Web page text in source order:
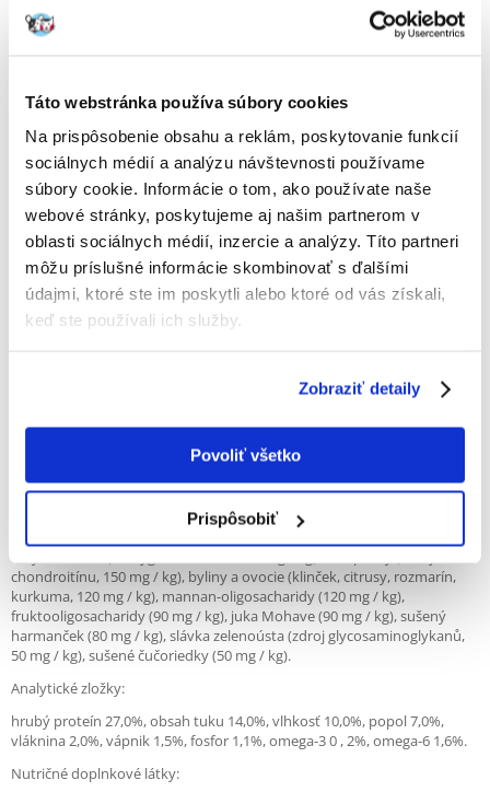
Táto webstránka používa súbory cookies
Na prispôsobenie obsahu a reklám, poskytovanie funkcií
sociálnych médií a analýzu návštevnosti používame
súbory cookie. Informácie o tom, ako používate naše
webové stránky, poskytujeme aj našim partnerom v
oblasti sociálnych médií, inzercie a analýzy. Títo partneri
môžu príslušné informácie skombinovať s ďalšími
údajmi, ktoré ste im poskytli alebo ktoré od vás získali,
keď ste používali ich služby.
Zobraziť detaily
Povoliť všetko
Prispôsobiť
100%
Recommend
100% ZÁKAZNÍCI ODPORÚČAJÚ TENTO PRODUKT
NAPÍSAŤ RECENZIU
Popis
RECEPTÚRA PRE DOSPELÝCH PSOV VEĽKÝCH PLEMIEN (25-45 KG).
kura 45% (dehydrované 25%, vykostené 20%), ovos, pšenica, kurací tuk
(konzervovaný zmesou tokoferolov), kukurica, sušené jablká, lososový
chondroitínu, 150 mg / kg), byliny a ovocie (klinček, citrusy, rozmarín,
kurkuma, 120 mg / kg), mannan-oligosacharidy (120 mg / kg),
fruktooligosacharidy (90 mg / kg), juka Mohave (90 mg / kg), sušený
harmanček (80 mg / kg), slávka zelenoústa (zdroj glycosaminoglykanů,
50 mg / kg), sušené čučoriedky (50 mg / kg).
Analytické zložky:
hrubý proteín 27,0%, obsah tuku 14,0%, vlhkosť 10,0%, popol 7,0%,
vláknina 2,0%, vápnik 1,5%, fosfor 1,1%, omega-3 0 , 2%, omega-6 1,6%.
Nutričné doplnkové látky: